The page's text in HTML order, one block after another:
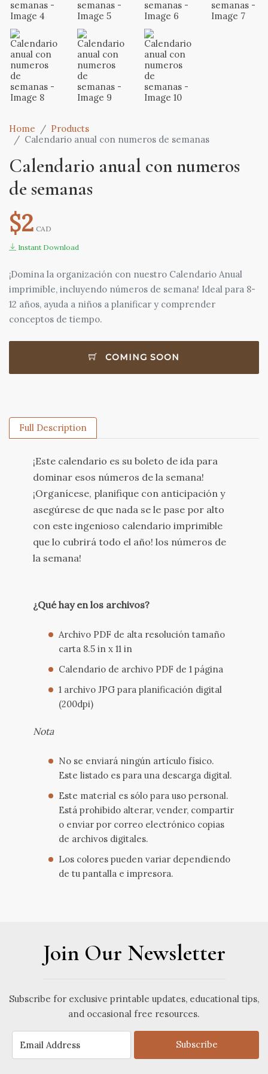
Home
Products
Calendario anual con numeros de semanas
Calendario anual con numeros
de semanas
$2 CAD
Instant Download
¡Domina la organización con nuestro Calendario Anual
imprimible, incluyendo números de semana! Ideal para 8-
12 años, ayuda a niños a planificar y comprender
conceptos de tiempo.
COMING SOON
Full Description
¡Este calendario es su boleto de ida para
dominar esos números de la semana!
¡Organícese, planifique con anticipación y
asegúrese de que nada se le pase por alto
con este ingenioso calendario imprimible
que lo cubrirá todo el año! los números de
la semana!
¿Qué hay en los archivos?
Archivo PDF de alta resolución tamaño
carta 8.5 in x 11 in
Calendario de archivo PDF de 1 página
1 archivo JPG para planificación digital
(200dpi)
Nota
No se enviará ningún artículo físico.
Este listado es para una descarga digital.
Este material es sólo para uso personal.
Está prohibido alterar, vender, compartir
o enviar por correo electrónico copias
de archivos digitales.
Los colores pueden variar dependiendo
de tu pantalla e impresora.
Join Our Newsletter
Subscribe for exclusive printable updates, educational tips,
and occasional free resources.
Subscribe